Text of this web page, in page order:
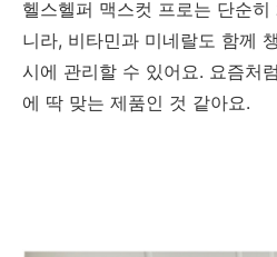
헬스헬퍼 맥스컷 프로는 단순
니라, 비타민과 미네랄도 함께
시에 관리할 수 있어요. 요즘처
에 딱 맞는 제품인 것 같아요.